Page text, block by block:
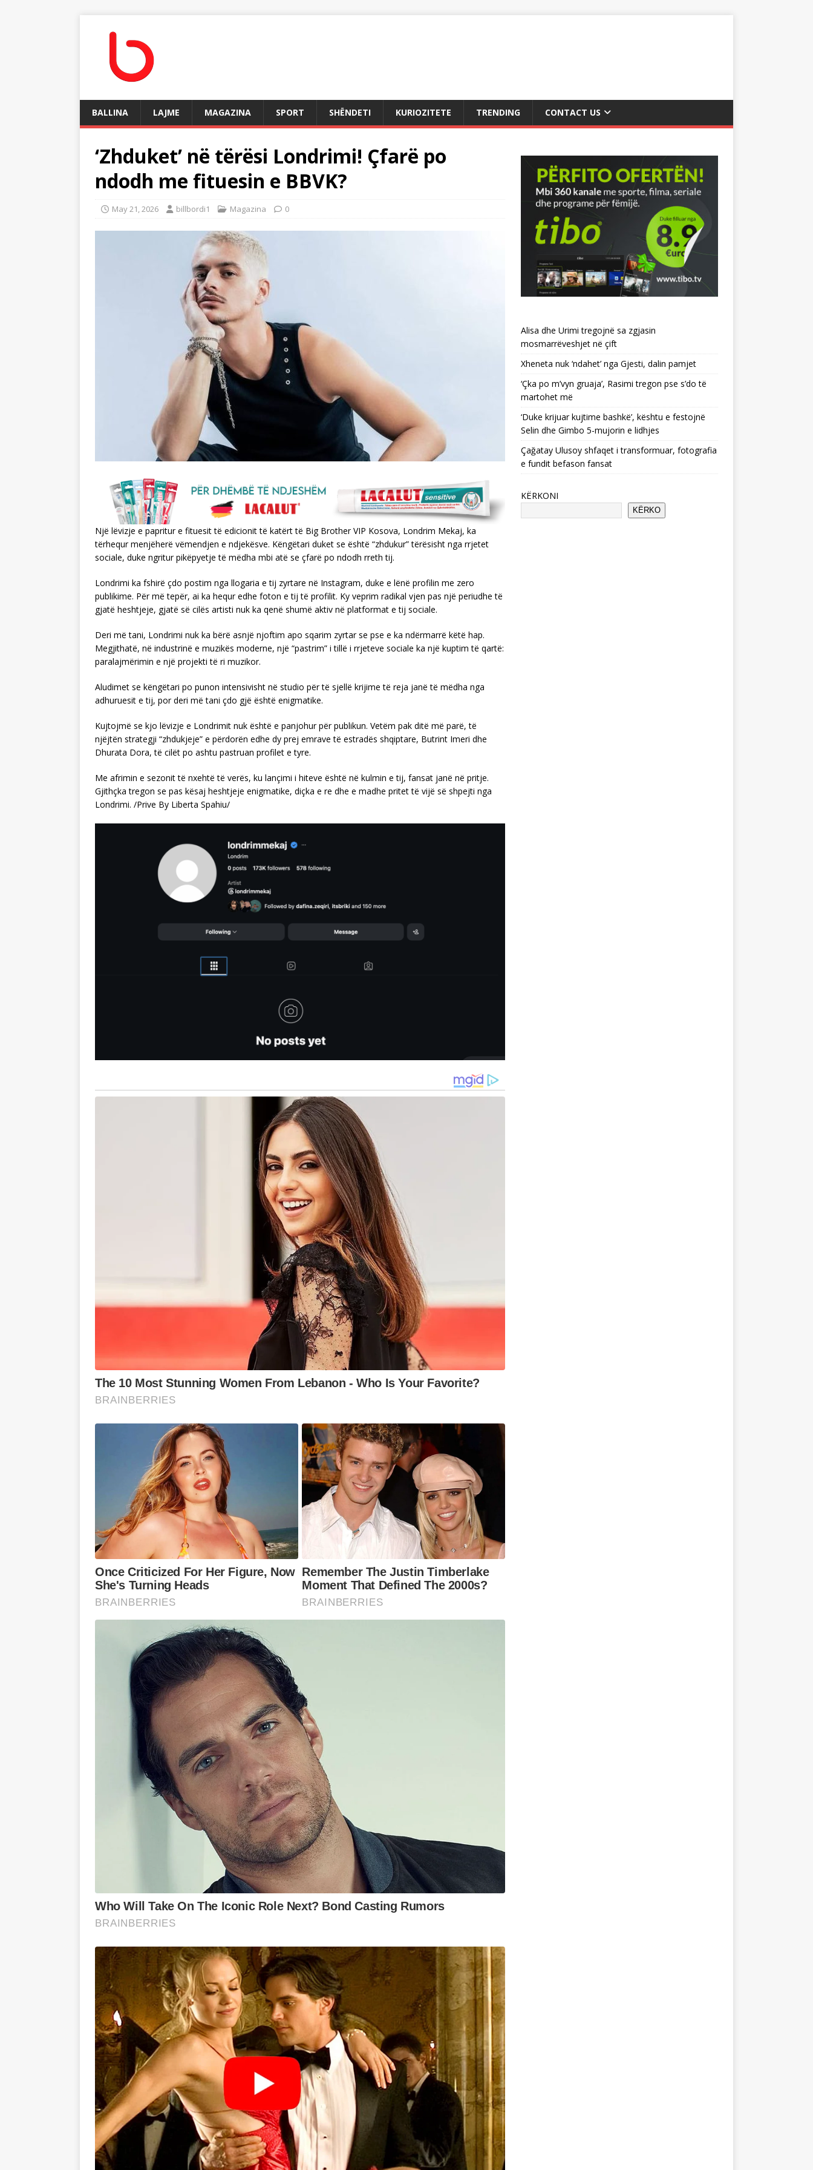
BALLINA LAJME MAGAZINA SPORT SHËNDETI KURIOZITETE TRENDING CONTACT US
‘Zhduket’ në tërësi Londrimi! Çfarë po
ndodh me fituesin e BBVK?
May 21, 2026 billbordi1 Magazina 0
Një lëvizje e papritur e fituesit të edicionit të katërt të Big Brother VIP Kosova, Londrim Mekaj, ka
tërhequr menjëherë vëmendjen e ndjekësve. Këngëtari duket se është “zhdukur” tërësisht nga rrjetet
sociale, duke ngritur pikëpyetje të mëdha mbi atë se çfarë po ndodh rreth tij.
Londrimi ka fshirë çdo postim nga llogaria e tij zyrtare në Instagram, duke e lënë profilin me zero
publikime. Për më tepër, ai ka hequr edhe foton e tij të profilit. Ky veprim radikal vjen pas një periudhe të
gjatë heshtjeje, gjatë së cilës artisti nuk ka qenë shumë aktiv në platformat e tij sociale.
Deri më tani, Londrimi nuk ka bërë asnjë njoftim apo sqarim zyrtar se pse e ka ndërmarrë këtë hap.
Megjithatë, në industrinë e muzikës moderne, një “pastrim” i tillë i rrjeteve sociale ka një kuptim të qartë:
paralajmërimin e një projekti të ri muzikor.
Aludimet se këngëtari po punon intensivisht në studio për të sjellë krijime të reja janë të mëdha nga
adhuruesit e tij, por deri më tani çdo gjë është enigmatike.
Kujtojmë se kjo lëvizje e Londrimit nuk është e panjohur për publikun. Vetëm pak ditë më parë, të
njëjtën strategji “zhdukjeje” e përdorën edhe dy prej emrave të estradës shqiptare, Butrint Imeri dhe
Dhurata Dora, të cilët po ashtu pastruan profilet e tyre.
Me afrimin e sezonit të nxehtë të verës, ku lançimi i hiteve është në kulmin e tij, fansat janë në pritje.
Gjithçka tregon se pas kësaj heshtjeje enigmatike, diçka e re dhe e madhe pritet të vijë së shpejti nga
Londrimi. /Prive By Liberta Spahiu/
Alisa dhe Urimi tregojnë sa zgjasin
mosmarrëveshjet në çift
Xheneta nuk ‘ndahet’ nga Gjesti, dalin pamjet
‘Çka po m’vyn gruaja’, Rasimi tregon pse s’do të
martohet më
‘Duke krijuar kujtime bashkë’, kështu e festojnë
Selin dhe Gimbo 5-mujorin e lidhjes
Çağatay Ulusoy shfaqet i transformuar, fotografia
e fundit befason fansat
KËRKONI
KËRKO